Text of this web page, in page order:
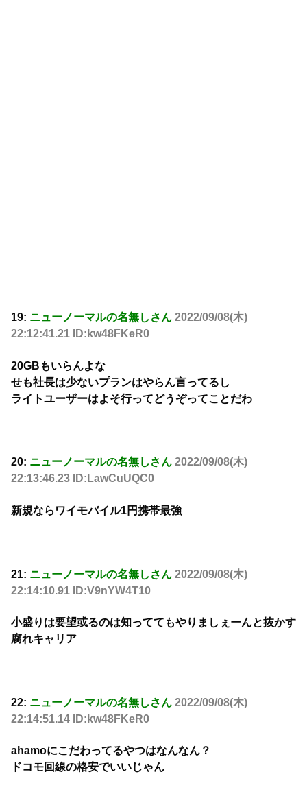
19: ニューノーマルの名無しさん 2022/09/08(木)
22:12:41.21 ID:kw48FKeR0
20GBもいらんよな
せも社長は少ないプランはやらん言ってるし
ライトユーザーはよそ行ってどうぞってことだわ
20: ニューノーマルの名無しさん 2022/09/08(木)
22:13:46.23 ID:LawCuUQC0
新規ならワイモバイル1円携帯最強
21: ニューノーマルの名無しさん 2022/09/08(木)
22:14:10.91 ID:V9nYW4T10
小盛りは要望或るのは知っててもやりましぇーんと抜かす
腐れキャリア
22: ニューノーマルの名無しさん 2022/09/08(木)
22:14:51.14 ID:kw48FKeR0
ahamoにこだわってるやつはなんなん？
ドコモ回線の格安でいいじゃん